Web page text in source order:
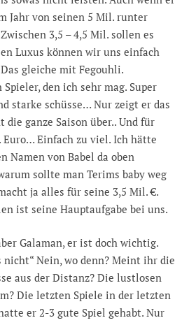
Jahr von seinen 5 Mil. runter
3,5 – 4,5 Mil. sollen es
Luxus können wir uns einfach
gleiche mit Fegouhli.
den ich sehr mag. Super
starke schüsse… Nur zeigt er das
ganze Saison über.. Und für
Euro… Einfach zu viel. Ich hätte
Namen von Babel da oben
sollte man Terims baby weg
ja alles für seine 3,5 Mil. €.
ist seine Hauptaufgabe bei uns.
Galaman, er ist doch wichtig.
nicht“ Nein, wo denn? Meint ihr die
aus der Distanz? Die lustlosen
Die letzten Spiele in der letzten
er 2-3 gute Spiel gehabt. Nur